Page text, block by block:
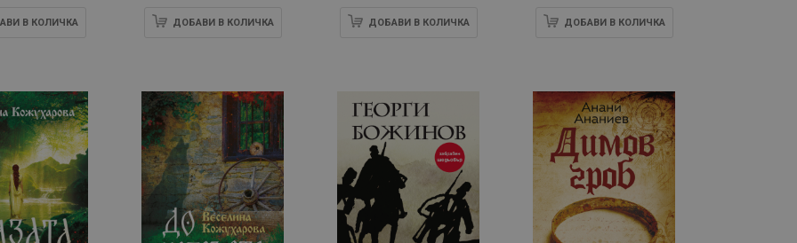
В КОЛИЧКА ДОБАВИ В КОЛИЧКА ДОБАВИ В КОЛИЧКА ДОБАВИ В КОЛИЧКА